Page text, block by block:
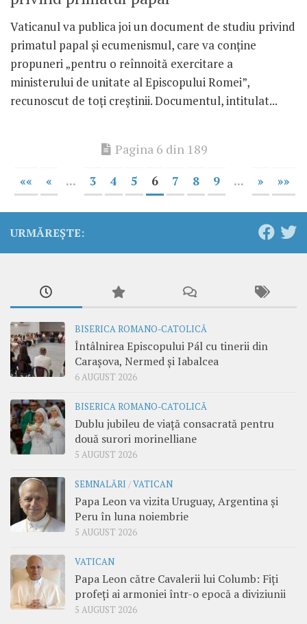
Vaticanul va publica joi un document de studiu privind
primatul papal și ecumenismul, care va conține
propuneri „pentru o reînnoită exercitare a
ministerului de unitate al Episcopului Romei”,
recunoscut de toți creștinii. Documentul, intitulat...
Pagina 6 din 189
«« « ... 3 4 5 6 7 8 9 ... » »»
URMĂREȘTE:
BISERICA ROMANO-CATOLICĂ
Întâlnirea Episcopului Pál cu tinerii din
Carașova, Nermed și Iabalcea
6 AUGUST 2026
BISERICA ROMANO-CATOLICĂ
Dublu jubileu de viață consacrată pentru
două surori morinelliane
5 AUGUST 2026
SEMNALĂRI /VATICAN
Papa Leon va vizita Uruguay, Argentina și
Peru în luna noiembrie
5 AUGUST 2026
VATICAN
Papa Leon către Cavalerii lui Columb: Fiți
profeți ai armoniei într-o epocă a diviziunii
5 AUGUST 2026